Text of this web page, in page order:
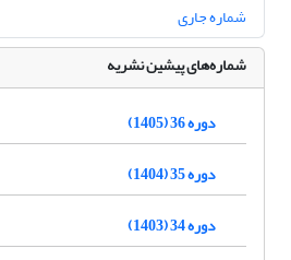
شماره جاری
شماره‌های پیشین نشریه
دوره 36 (1405)
دوره 35 (1404)
دوره 34 (1403)